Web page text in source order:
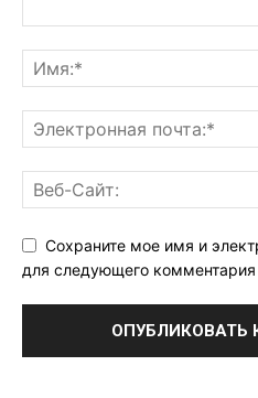
Сохраните мое имя и
для следующего комментария